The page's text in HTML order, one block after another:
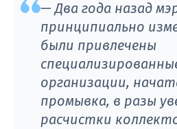
— Два года назад
принципиально
были привлечены
организации,
промывка, в разы
расчистки